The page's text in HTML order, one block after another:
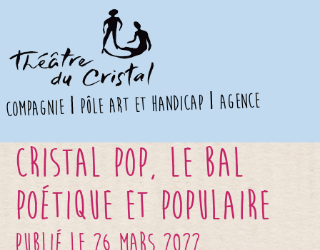
compagnie pôle art et handicap agence
Cristal Pop, le Bal
poétique et populaire
publié le 26 mars 2022